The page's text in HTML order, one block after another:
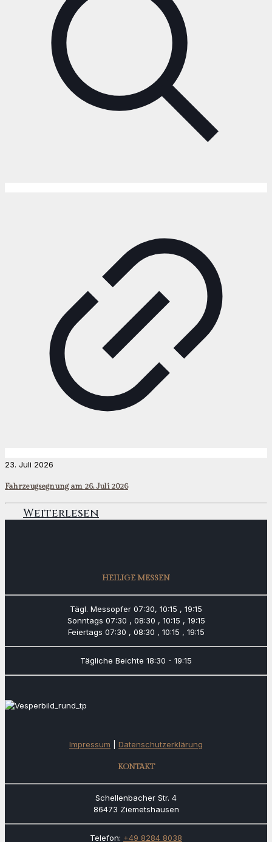
23. Juli 2026
Fahrzeugsegnung am 26. Juli 2026
Weiterlesen
HEILIGE MESSEN
Tägl. Messopfer 07:30, 10:15 , 19:15
Sonntags 07:30 , 08:30 , 10:15 , 19:15
Feiertags 07:30 , 08:30 , 10:15 , 19:15
Tägliche Beichte 18:30 - 19:15
Impressum Datenschutzerklärung
KONTAKT
Schellenbacher Str. 4
86473 Ziemetshausen
Telefon: +49 8284 8038